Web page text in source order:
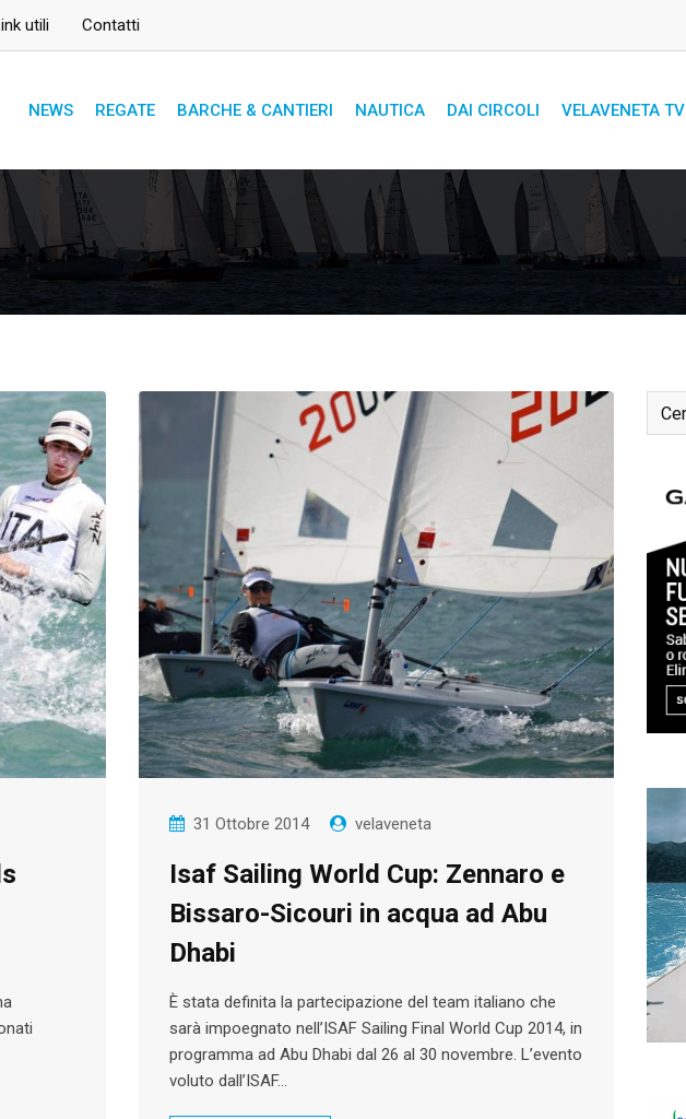
utili Contatti
NEWS REGATE BARCHE & CANTIERI NAUTICA DAI CIRCOLI VELAVENETA TV
31 Ottobre 2014 velaveneta
Isaf Sailing World Cup: Zennaro e
Bissaro-Sicouri in acqua ad Abu
Dhabi
È stata definita la partecipazione del team italiano che
sarà impoegnato nell’ISAF Sailing Final World Cup 2014, in
programma ad Abu Dhabi dal 26 al 30 novembre. L’evento
voluto dall’ISAF…